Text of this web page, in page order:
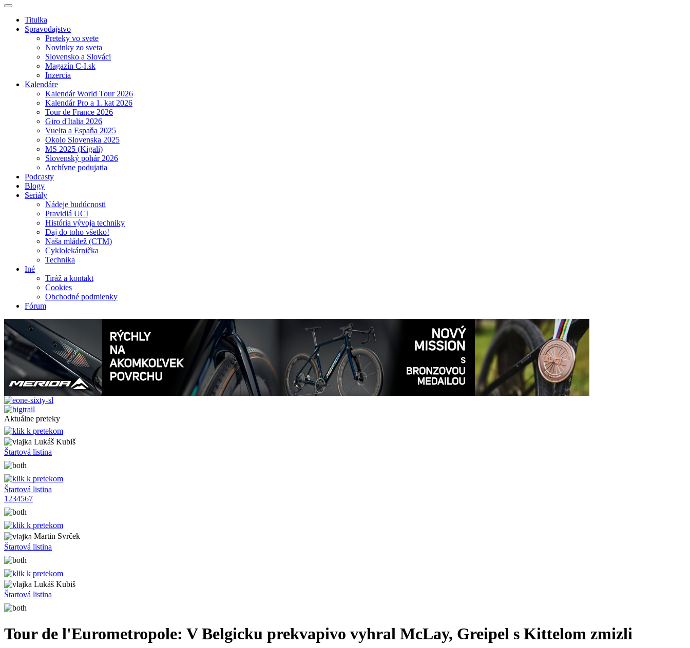
Titulka
Spravodajstvo
Preteky vo svete
Novinky zo sveta
Slovensko a Slováci
Magazín C-I.sk
Inzercia
Kalendáre
Kalendár World Tour 2026
Kalendár Pro a 1. kat 2026
Tour de France 2026
Giro d'Italia 2026
Vuelta a Espaňa 2025
Okolo Slovenska 2025
MS 2025 (Kigali)
Slovenský pohár 2026
Archívne podujatia
Podcasty
Blogy
Seriály
Nádeje budúcnosti
Pravidlá UCI
História vývoja techniky
Daj do toho všetko!
Naša mládež (CTM)
Cyklolekárnička
Technika
Iné
Tiráž a kontakt
Cookies
Obchodné podmienky
Fórum
Aktuálne preteky
Lukáš Kubiš
Štartová listina
Štartová listina
1 234567
Martin Svrček
Štartová listina
Lukáš Kubiš
Štartová listina
Tour de l'Eurometropole: V Belgicku prekvapivo vyhral McLay, Greipel s Kittelom zmizli